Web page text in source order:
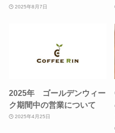
2025年8月7日
2025年 ゴールデンウィー
ク期間中の営業について
2025年4月25日